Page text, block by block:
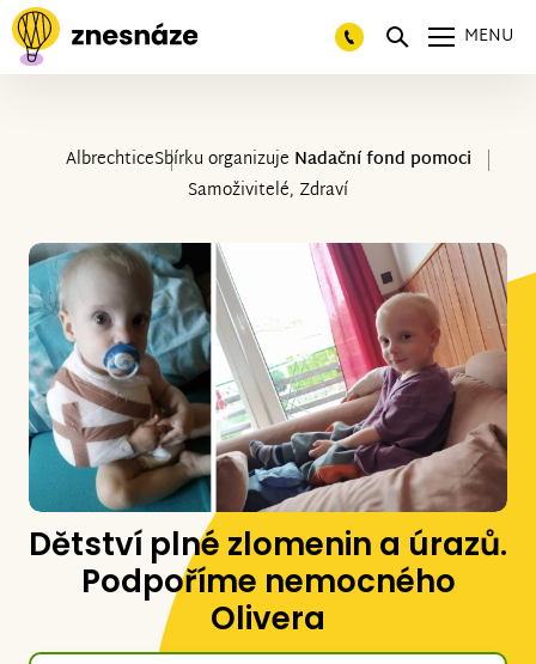
MENU
AlbrechticeSbírku organizuje Nadační fond pomoci
Samoživitelé, Zdraví
Dětství plné zlomenin a úrazů.
Podpoříme nemocného
Olivera